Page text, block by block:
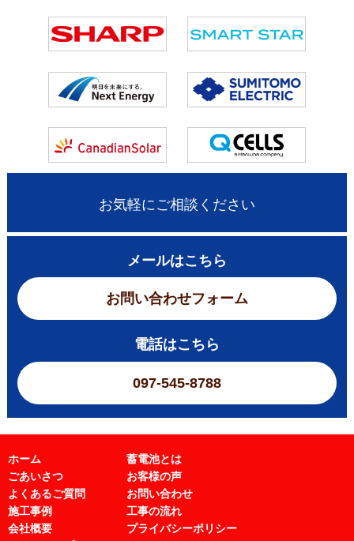
お気軽にご相談ください
メールはこちら
お問い合わせフォーム
電話はこちら
097-545-8788
ホーム
蓄電池とは
ごあいさつ
お客様の声
よくあるご質問
お問い合わせ
施工事例
工事の流れ
会社概要
プライバシーポリシー